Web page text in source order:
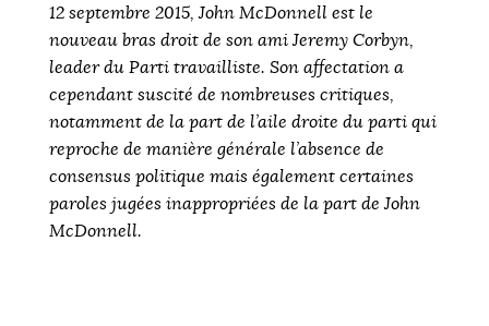
12 septembre 2015, John McDonnell est le
nouveau bras droit de son ami Jeremy Corbyn,
leader du Parti travailliste. Son affectation a
cependant suscité de nombreuses critiques,
notamment de la part de l’aile droite du parti qui
reproche de manière générale l’absence de
consensus politique mais également certaines
paroles jugées inappropriées de la part de John
McDonnell.